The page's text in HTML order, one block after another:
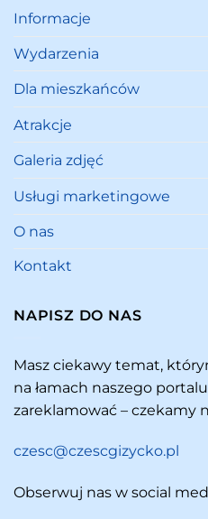
Informacje
Wydarzenia
Dla mieszkańców
Atrakcje
Galeria zdjęć
Usługi marketingowe
O nas
Kontakt
NAPISZ DO NAS
Masz ciekawy temat,
na łamach naszego
zareklamować – czekamy
czesc@czescgizycko.pl
Obserwuj nas w social